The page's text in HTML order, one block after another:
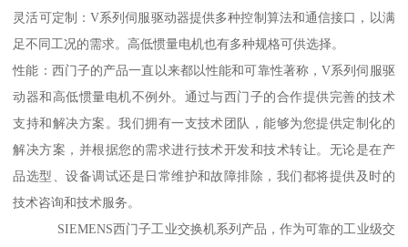
灵活可定制：V系列伺服驱动器提供多种控制算法和通信接口，以满
足不同工况的需求。高低惯量电机也有多种规格可供选择。
性能：西门子的产品一直以来都以性能和可靠性著称，V系列伺服驱
动器和高低惯量电机不例外。通过与西门子的合作提供完善的技术
支持和解决方案。我们拥有一支技术团队，能够为您提供定制化的
解决方案，并根据您的需求进行技术开发和技术转让。无论是在产
品选型、设备调试还是日常维护和故障排除，我们都将提供及时的
技术咨询和技术服务。
SIEMENS西门子工业交换机系列产品，作为可靠的工业级交